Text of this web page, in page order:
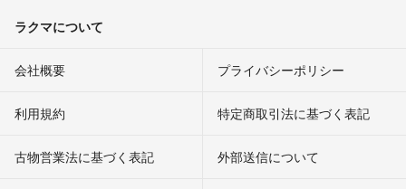
ラクマについて
会社概要 プライバシーポリシー
利用規約 特定商取引法に基づく表記
古物営業法に基づく表記 外部送信について